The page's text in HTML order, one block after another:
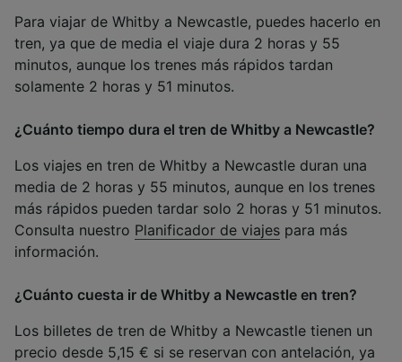
Para viajar de Whitby a Newcastle, puedes hacerlo en
tren, ya que de media el viaje dura 2 horas y 55
minutos, aunque los trenes más rápidos tardan
solamente 2 horas y 51 minutos.
¿Cuánto tiempo dura el tren de Whitby a Newcastle?
Los viajes en tren de Whitby a Newcastle duran una
media de 2 horas y 55 minutos, aunque en los trenes
más rápidos pueden tardar solo 2 horas y 51 minutos.
Consulta nuestro Planificador de viajes para más
información.
¿Cuánto cuesta ir de Whitby a Newcastle en tren?
Los billetes de tren de Whitby a Newcastle tienen un
precio desde 5,15 € si se reservan con antelación, ya